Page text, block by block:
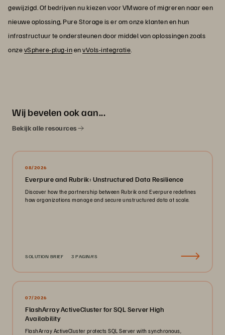
gewijzigd. Of bedrijven nu kiezen voor VMware of migreren naar een
nieuwe oplossing, Pure Storage is er om onze klanten en hun
infrastructuur te ondersteunen door middel van oplossingen zoals
onzevSphere-plug-inenvVols-integratie.
Wij bevelen ook aan...
Bekijk alle resources
08/2026
Everpure and Rubrik: Unstructured Data Resilience
Discover how the partnership between Rubrik and Everpure redefines
how organizations manage and secure unstructured data at scale.
SOLUTION BRIEF 3 PAGINA'S
07/2026
FlashArray ActiveCluster for SQL Server High
Availability
FlashArray ActiveCluster protects SQL Server with synchronous,